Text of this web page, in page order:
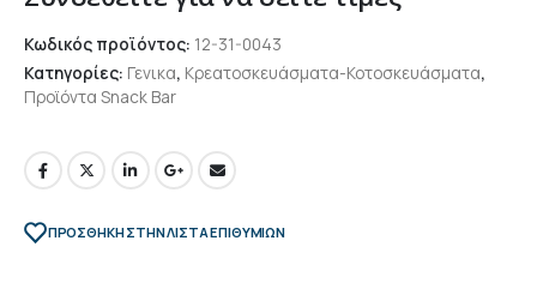
Κωδικός προϊόντος: 12-31-0043
Κατηγορίες: Γενικα, Κρεατοσκευάσματα-Κοτοσκευάσματα,
Προϊόντα Snack Bar
ΠΡΌΣΘΉΚΗ ΣΤΗΝ ΛΊΣΤΑ ΕΠΙΘΥΜΙΏΝ